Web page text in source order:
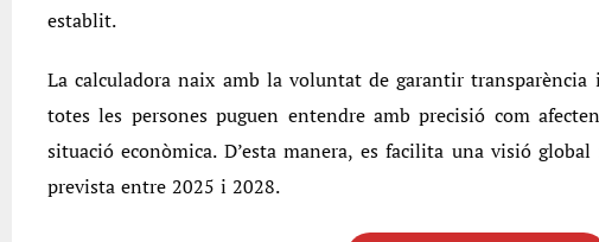
establit.
La calculadora naix amb la voluntat de garantir
totes les persones puguen entendre amb precisió com
situació econòmica. D’esta manera, es facilita una visió
prevista entre 2025 i 2028.